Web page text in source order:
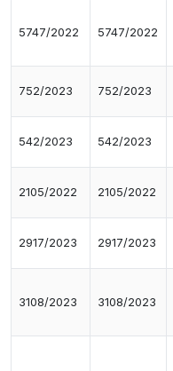
5747/2022 5747/2022
752/2023 752/2023
542/2023 542/2023
2105/2022 2105/2022
2917/2023 2917/2023
3108/2023 3108/2023